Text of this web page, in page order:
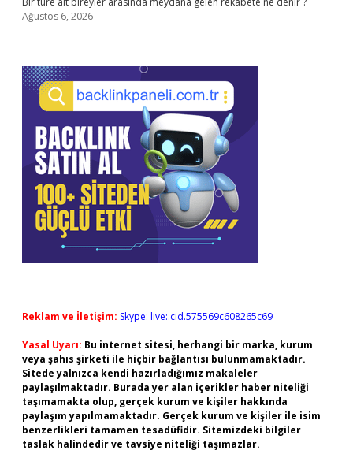
Ağustos 6, 2026
Reklam ve İletişim: Skype: live:.cid.575569c608265c69
Yasal Uyarı: Bu internet sitesi, herhangi bir marka, kurum
veya şahıs şirketi ile hiçbir bağlantısı bulunmamaktadır.
Sitede yalnızca kendi hazırladığımız makaleler
paylaşılmaktadır. Burada yer alan içerikler haber niteliği
taşımamakta olup, gerçek kurum ve kişiler hakkında
paylaşım yapılmamaktadır. Gerçek kurum ve kişiler ile isim
benzerlikleri tamamen tesadüfidir. Sitemizdeki bilgiler
taslak halindedir ve tavsiye niteliği taşımazlar.